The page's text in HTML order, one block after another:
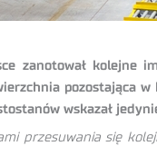
zanotował kolejne
pozostająca w
wskazał
przesuwania się